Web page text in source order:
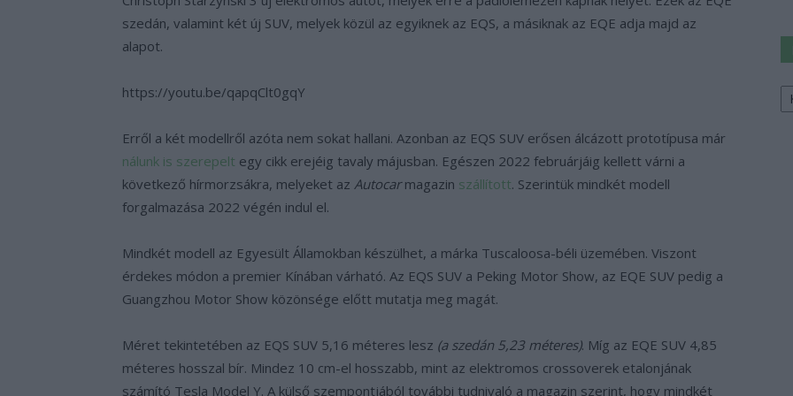
szedán, valamint két új SUV, melyek közül az egyiknek az EQS, a másiknak az EQE adja majd az
alapot.
https://youtu.be/qapqClt0gqY
Erről a két modellről azóta nem sokat hallani. Azonban az EQS SUV erősen álcázott prototípusa már
nálunk is szerepelt egy cikk erejéig tavaly májusban. Egészen 2022 februárjáig kellett várni a
következő hírmorzsákra, melyeket az Autocarmagazin szállított. Szerintük mindkét modell
forgalmazása 2022 végén indul el.
Mindkét modell az Egyesült Államokban készülhet, a márka Tuscaloosa-béli üzemében. Viszont
érdekes módon a premier Kínában várható. Az EQS SUV a Peking Motor Show, az EQE SUV pedig a
Guangzhou Motor Show közönsége előtt mutatja meg magát.
Méret tekintetében az EQS SUV 5,16 méteres lesz (a szedán 5,23 méteres). Míg az EQE SUV 4,85
méteres hosszal bír. Mindez 10 cm-el hosszabb, mint az elektromos crossoverek etalonjának
számító Tesla Model Y. A külső szempontjából további tudnivaló a magazin szerint, hogy mindkét